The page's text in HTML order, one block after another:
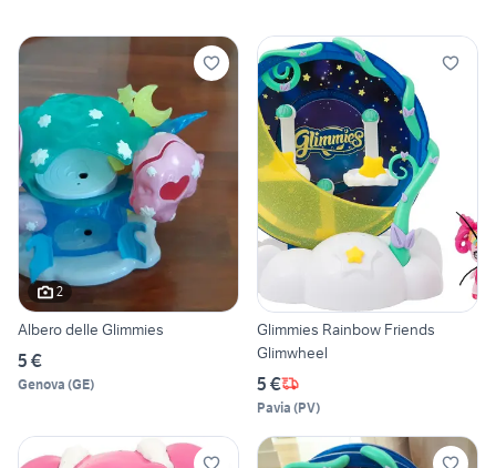
2
Albero delle Glimmies
5 €
Genova (GE)
Glimmies Rainbow Friends
Glimwheel
5 €
Pavia (PV)